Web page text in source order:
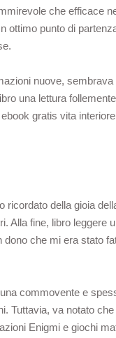
che efficace
ottimo punto di
nuove,
una lettura
gratis vita
della gioia
Alla fine, libro leggere
che mi era stato
commovente e
Tuttavia, va notato
Enigmi e giochi